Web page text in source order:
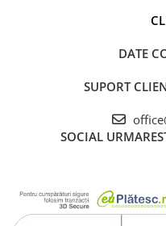
DATE
SUPORT
SOCIAL